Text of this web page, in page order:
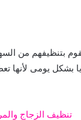
بتنظيفهم من
يومى لأنها